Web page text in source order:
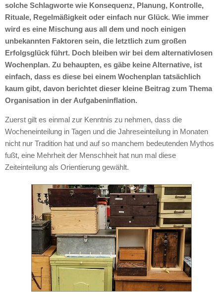
solche Schlagworte wie Konsequenz, Planung, Kontrolle,
Rituale, Regelmäßigkeit oder einfach nur Glück. Wie immer
wird es eine Mischung aus all dem und noch einigen
unbekannten Faktoren sein, die letztlich zum großen
Erfolgsglück führt. Doch bleiben wir bei dem alternativlosen
Wochenplan. Zu behaupten, es gäbe keine Alternative, ist
einfach, dass es diese bei einem Wochenplan tatsächlich
kaum gibt, davon berichtet dieser kleine Beitrag zum Thema
Organisation in der Aufgabeninflation.
Zuerst gilt es einmal zur Kenntnis zu nehmen, dass die
Wocheneinteilung in Tagen und die Jahreseinteilung in Monaten
nicht nur Tradition hat und auf so manchem bedeutenden Mythos
fußt, eine Mehrheit der Menschheit hat nun mal diese
Zeiteinteilung als Orientierung gewählt.